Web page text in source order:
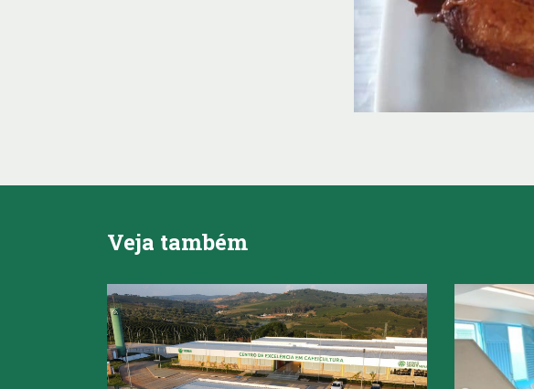
Veja também